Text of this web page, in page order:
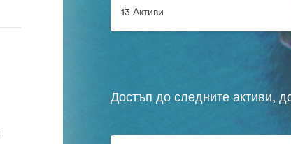
13 Активи
Достъп до следните активи,